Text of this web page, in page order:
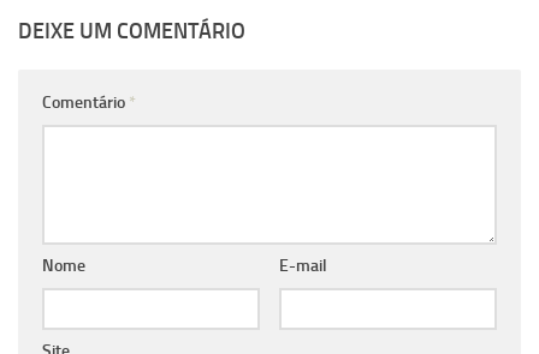
DEIXE UM COMENTÁRIO
Comentário *
Nome E-mail